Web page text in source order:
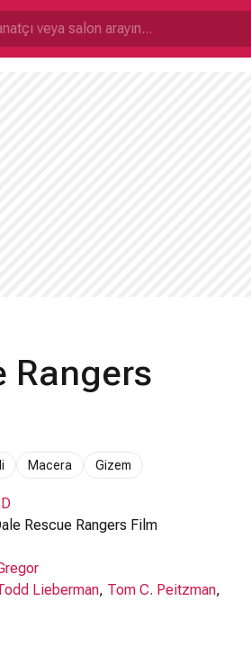
Rangers
Macera Gizem
Rescue Rangers Film
Lieberman, Tom C. Peitzman,